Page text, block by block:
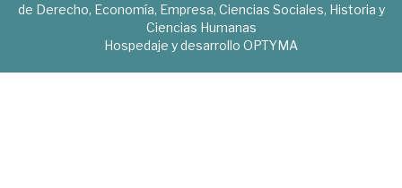
de Derecho, Economía, Empresa, Ciencias Sociales, Historia y
Ciencias Humanas
Hospedaje y desarrollo OPTYMA